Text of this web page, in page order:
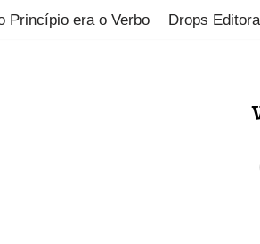
Princípio era o Verbo Drops Editora